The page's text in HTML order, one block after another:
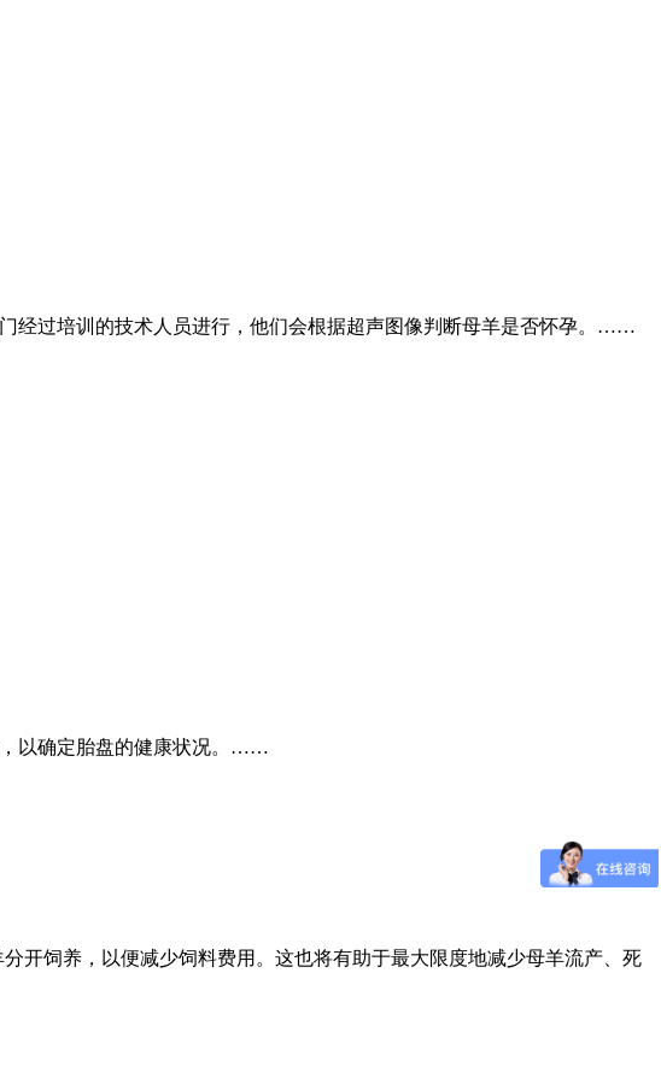
经过培训的技术人员进行，他们会根据超声图像判断母羊是否怀孕。……
，以确定胎盘的健康状况。……
开饲养，以便减少饲料费用。这也将有助于最大限度地减少母羊流产、死